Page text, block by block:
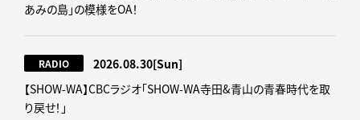
あみの島」の模様をOA！
RADIO 2026.08.30[Sun]
【SHOW-WA】CBCラジオ｢SHOW-WA寺田&青山の青春時代を取
り戻せ！｣